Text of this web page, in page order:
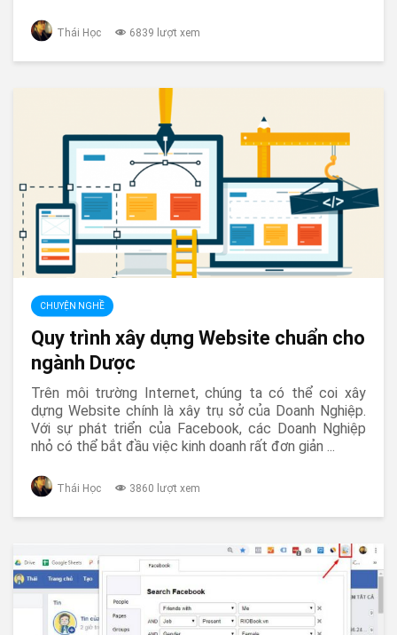
Thái Học 6839 lượt xem
CHUYỆN NGHỀ
Quy trình xây dựng Website chuẩn cho
ngành Dược
Trên môi trường Internet, chúng ta có thể coi xây
dựng Website chính là xây trụ sở của Doanh Nghiệp.
Với sự phát triển của Facebook, các Doanh Nghiệp
nhỏ có thể bắt đầu việc kinh doanh rất đơn giản ...
Thái Học 3860 lượt xem